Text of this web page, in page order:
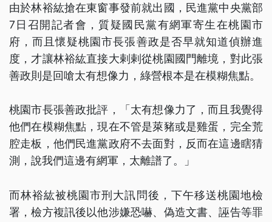
由於林裕紘搶在東窗事發前就出國，民進黨中央黨部
7日召開記者會，質疑國民黨有網軍寄生在桃園市
府，而且懷疑桃園市長張善政是否早就知道偵辦進
度，才讓林裕紘直接大剌剌從桃園國門離境，對此張
善政則是回嗆太有想像力，綠營根本是在模糊焦點。
桃園市長張善政批評，「太有想像力了，而且我覺得
他們在模糊焦點，現在不管是萊豬或是雞蛋，完全荒
腔走板，他們民進黨政府不去面對，反而在這邊瞎猜
測，說我們這邊有網軍，太離譜了。」
而林裕紘被桃園市刑大訊問後，下午移送桃園地檢
署，檢方複訊後以他涉嫌恐嚇、偽造文書、誣告等罪